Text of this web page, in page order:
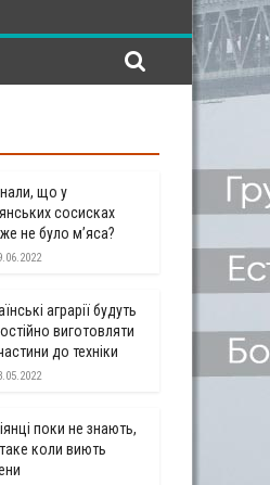
що у
сосисках
не було м’яса?
аграрії будуть
виготовляти
до техніки
поки не знають,
коли виють